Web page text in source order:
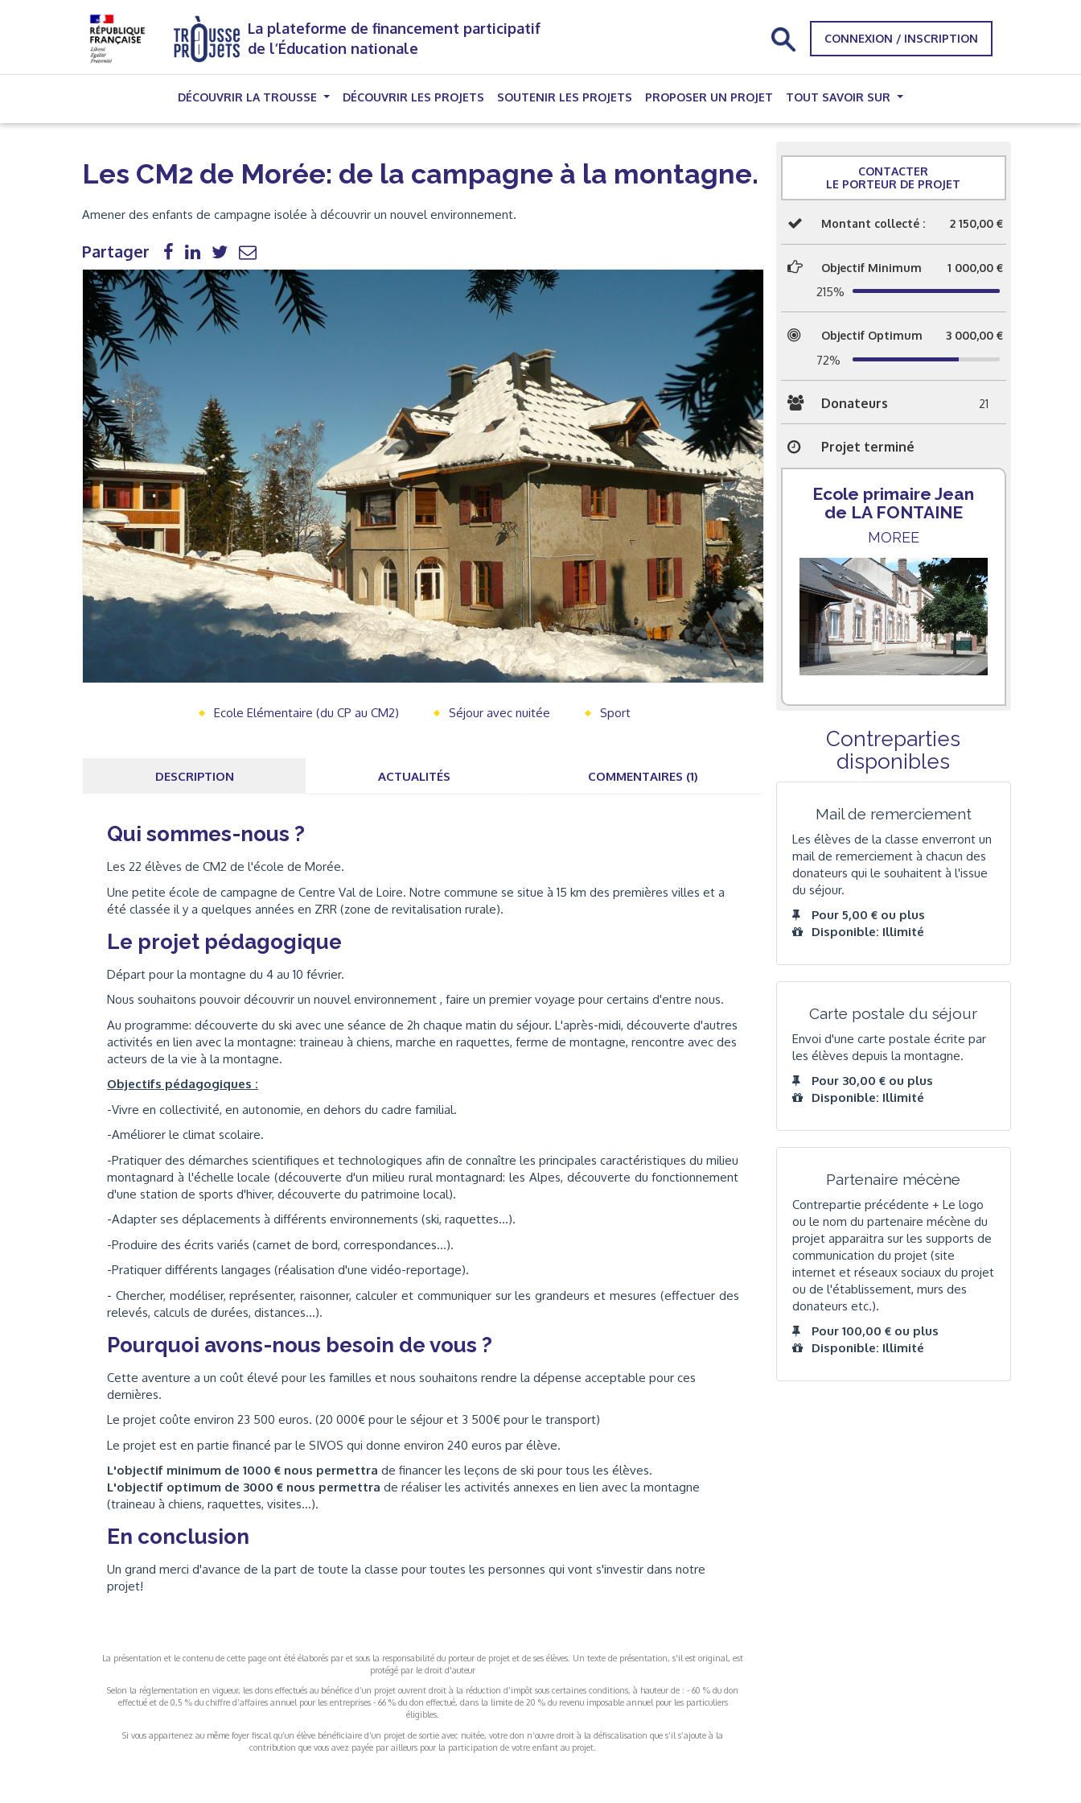
La plateforme de financement participatif
de l’Éducation nationale
CONNEXION / INSCRIPTION
DÉCOUVRIR LA TROUSSE DÉCOUVRIR LES PROJETS (CURRENT)
SOUTENIR LES PROJETS PROPOSER UN PROJET TOUT SAVOIR SUR
Les CM2 de Morée: de la campagne à la montagne.
Amener des enfants de campagne isolée à découvrir un nouvel environnement.
Partager
Ecole Elémentaire (du CP au CM2) Séjour avec nuitée Sport
DESCRIPTION ACTUALITÉS COMMENTAIRES (1)
Qui sommes-nous ?
Les 22 élèves de CM2 de l'école de Morée.
Une petite école de campagne de Centre Val de Loire. Notre commune se situe à 15 km des premières villes et a
été classée il y a quelques années en ZRR (zone de revitalisation rurale).
Le projet pédagogique
Départ pour la montagne du 4 au 10 février.
Nous souhaitons pouvoir découvrir un nouvel environnement , faire un premier voyage pour certains d'entre nous.
Au programme: découverte du ski avec une séance de 2h chaque matin du séjour. L'après-midi, découverte d'autres
activités en lien avec la montagne: traineau à chiens, marche en raquettes, ferme de montagne, rencontre avec des
acteurs de la vie à la montagne.
Objectifs pédagogiques :
-Vivre en collectivité, en autonomie, en dehors du cadre familial.
-Améliorer le climat scolaire.
-Pratiquer des démarches scientifiques et technologiques afin de connaître les principales caractéristiques du milieu
montagnard à l'échelle locale (découverte d'un milieu rural montagnard: les Alpes, découverte du fonctionnement
d'une station de sports d'hiver, découverte du patrimoine local).
-Adapter ses déplacements à différents environnements (ski, raquettes...).
-Produire des écrits variés (carnet de bord, correspondances...).
-Pratiquer différents langages (réalisation d'une vidéo-reportage).
- Chercher, modéliser, représenter, raisonner, calculer et communiquer sur les grandeurs et mesures (effectuer des
relevés, calculs de durées, distances...).
Pourquoi avons-nous besoin de vous ?
Cette aventure a un coût élevé pour les familles et nous souhaitons rendre la dépense acceptable pour ces
dernières.
Le projet coûte environ 23 500 euros. (20 000€ pour le séjour et 3 500€ pour le transport)
Le projet est en partie financé par le SIVOS qui donne environ 240 euros par élève.
L'objectif minimum de 1000 € nous permettra de financer les leçons de ski pour tous les élèves.
L'objectif optimum de 3000 € nous permettra de réaliser les activités annexes en lien avec la montagne
(traineau à chiens, raquettes, visites...).
En conclusion
Un grand merci d'avance de la part de toute la classe pour toutes les personnes qui vont s'investir dans notre
projet!
La présentation et le contenu de cette page ont été élaborés par et sous la responsabilité du porteur de projet et de ses élèves. Un texte de présentation, s'il est original, est
protégé par le droit d'auteur
Selon la réglementation en vigueur, les dons effectués au bénéfice d’un projet ouvrent droit à la réduction d’impôt sous certaines conditions, à hauteur de : - 60 % du don
effectué et de 0,5 % du chiffre d’affaires annuel pour les entreprises - 66 % du don effectué, dans la limite de 20 % du revenu imposable annuel pour les particuliers
éligibles.
Si vous appartenez au même foyer fiscal qu’un élève bénéficiaire d’un projet de sortie avec nuitée, votre don n’ouvre droit à la défiscalisation que s’il s’ajoute à la
contribution que vous avez payée par ailleurs pour la participation de votre enfant au projet.
CONTACTER
LE PORTEUR DE PROJET
Montant collecté : 2 150,00 €
Objectif Minimum 1 000,00 €
215%
Objectif Optimum 3 000,00 €
72%
Donateurs 21
Projet terminé
Ecole primaire Jean
de LA FONTAINE
MOREE
Contreparties
disponibles
Mail de remerciement
Les élèves de la classe enverront un
mail de remerciement à chacun des
donateurs qui le souhaitent à l'issue
du séjour.
Pour 5,00 € ou plus
Disponible: Illimité
Carte postale du séjour
Envoi d'une carte postale écrite par
les élèves depuis la montagne.
Pour 30,00 € ou plus
Disponible: Illimité
Partenaire mécène
Contrepartie précédente + Le logo
ou le nom du partenaire mécène du
projet apparaitra sur les supports de
communication du projet (site
internet et réseaux sociaux du projet
ou de l'établissement, murs des
donateurs etc.).
Pour 100,00 € ou plus
Disponible: Illimité